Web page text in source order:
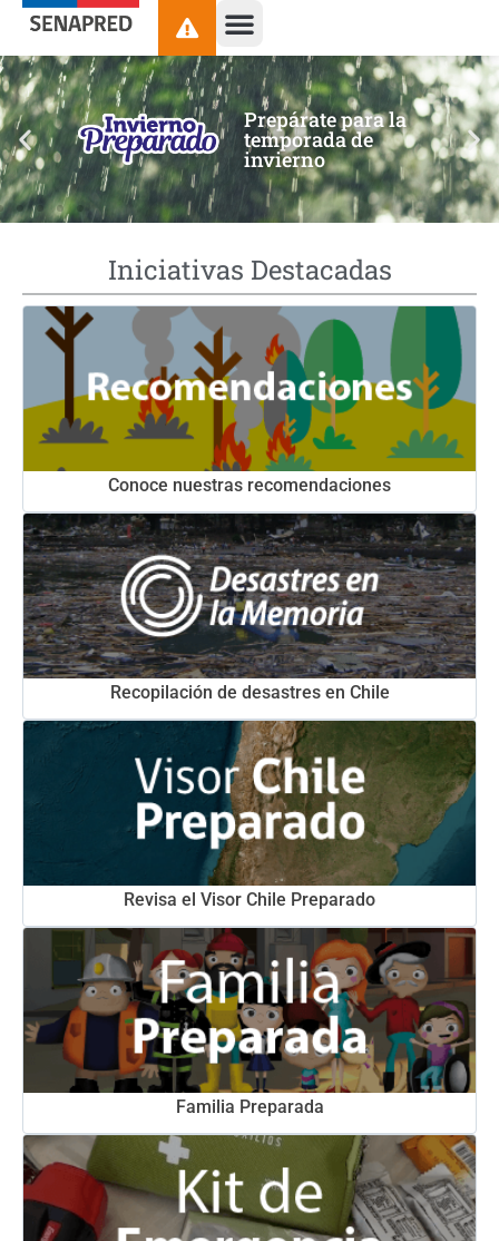
contenido
Prepárate para la
temporada de
invierno
Iniciativas Destacadas
Conoce nuestras recomendaciones
Recopilación de desastres en Chile
Revisa el Visor Chile Preparado
Familia Preparada